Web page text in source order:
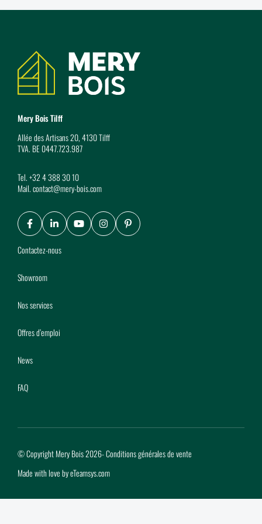
Coordonnées
Mery Bois Tilff
Allée des Artisans 20, 4130 Tilff
TVA. BE 0447.723.987
Tel.+32 4 388 30 10
Mail.contact@mery-bois.com
Facebook
LinkedIn
YoutubeInstagram
Pinterest
Contactez-nous
Showroom
Nos services
Offres d’emploi
News
FAQ
© Copyright Mery Bois 2026-Conditions générales de vente
Made with love byeTeamsys.com